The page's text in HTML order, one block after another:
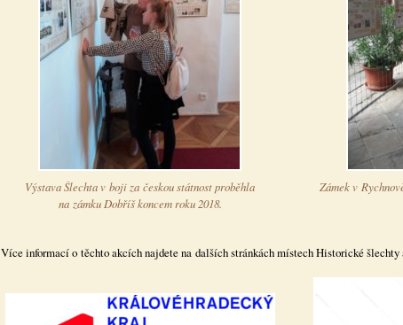
Výstava Šlechta v boji za českou státnost proběhla
na zámku Dobříš koncem roku 2018.
Zámek v
Více informací o těchto akcích najdete na dalších stránkách místech Historické šlechty